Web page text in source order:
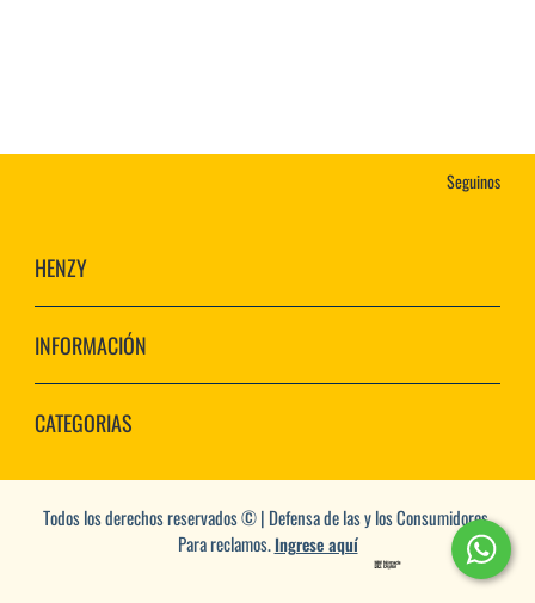
Seguinos
HENZY
INFORMACIÓN
CATEGORIAS
Todos los derechos reservados © | Defensa de las y los Consumidores.
Para reclamos.Ingrese aquí